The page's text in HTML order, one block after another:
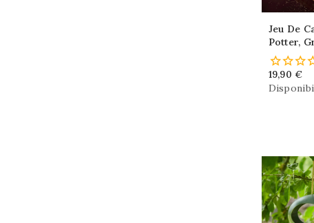
Jeu De
Potter,
19,90 €